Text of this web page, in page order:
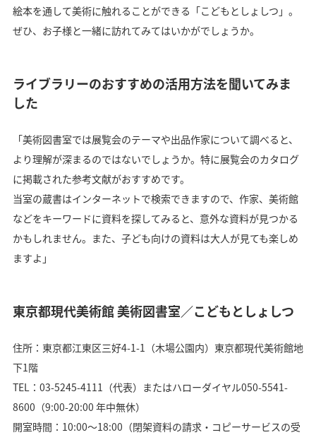
絵本を通して美術に触れることができる「こどもとしょしつ」。
ぜひ、お子様と一緒に訪れてみてはいかがでしょうか。
ライブラリーのおすすめの活用方法を聞いてみま
した
「美術図書室では展覧会のテーマや出品作家について調べると、
より理解が深まるのではないでしょうか。特に展覧会のカタログ
に掲載された参考文献がおすすめです。
当室の蔵書はインターネットで検索できますので、作家、美術館
などをキーワードに資料を探してみると、意外な資料が見つかる
かもしれません。また、子ども向けの資料は大人が見ても楽しめ
ますよ」
東京都現代美術館 美術図書室／こどもとしょしつ
住所：東京都江東区三好4-1-1（木場公園内）東京都現代美術館地
下1階
TEL：03-5245-4111（代表）またはハローダイヤル050-5541-
8600（9:00-20:00 年中無休）
開室時間：10:00～18:00（閉架資料の請求・コピーサービスの受